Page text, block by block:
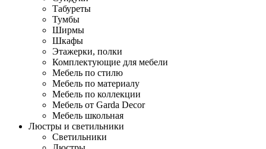
Табуреты
Тумбы
Ширмы
Шкафы
Этажерки, полки
Комплектующие для мебели
Мебель по стилю
Мебель по материалу
Мебель по коллекции
Мебель от Garda Decor
Мебель школьная
Люстры и светильники
Светильники